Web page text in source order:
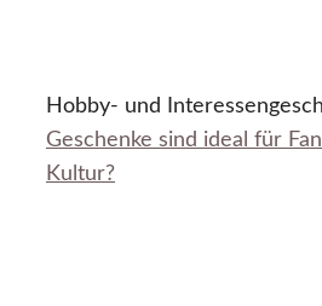
Hobby- und
Geschenke sind ideal für
Kultur?